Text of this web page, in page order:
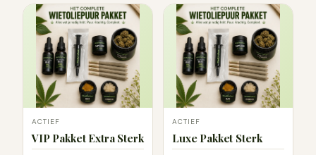
ACTIEF
VIP Pakket Extra Sterk
ACTIEF
Luxe Pakket Sterk